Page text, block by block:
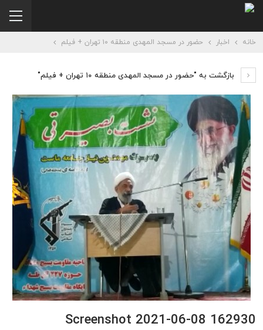
خانه اخبار حضور در مسجد المهدی منطقه ۱۰ تهران + فیلم
بازگشت به "حضور در مسجد المهدی منطقه ۱۰ تهران + فیلم"
Screenshot 2021-06-08 162930